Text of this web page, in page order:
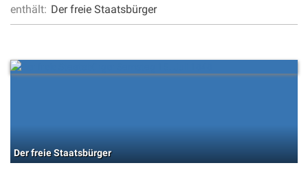
enthält: Der freie Staatsbürger
Der freie Staatsbürger